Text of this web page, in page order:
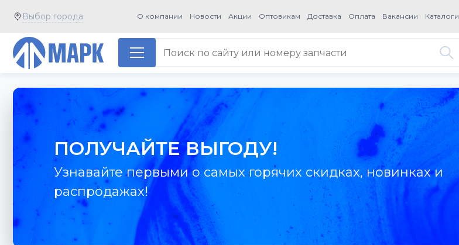
Выбор города О компании Новости Акции Оптовикам Доставка Оплата Вакансии Каталоги
ПОЛУЧАЙТЕ ВЫГОДУ!
Узнавайте первыми о самых горячих скидках, новинках и
распродажах!